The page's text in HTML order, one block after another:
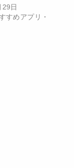
日
すめアプリ・